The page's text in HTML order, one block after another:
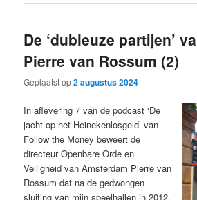
De ‘dubieuze partijen’
Pierre van Rossum (2)
Geplaatst op2 augustus 2024
In aflevering 7 van de podcast ‘De
jacht op het Heinekenlosgeld’ van
Follow the Money beweert de
directeur Openbare Orde en
Veiligheid van Amsterdam Pierre van
Rossum dat na de gedwongen
sluiting van mijn speelhallen in 2012,